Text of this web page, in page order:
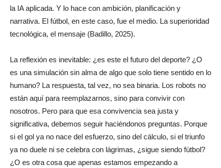
la IA aplicada. Y lo hace con ambición, planificación y
narrativa. El fútbol, en este caso, fue el medio. La superioridad
tecnológica, el mensaje (Badillo, 2025).
La reflexión es inevitable: ¿es este el futuro del deporte? ¿O
es una simulación sin alma de algo que solo tiene sentido en lo
humano? La respuesta, tal vez, no sea binaria. Los robots no
están aquí para reemplazarnos, sino para convivir con
nosotros. Pero para que esa convivencia sea justa y
significativa, debemos seguir haciéndonos preguntas. Porque
si el gol ya no nace del esfuerzo, sino del cálculo, si el triunfo
ya no duele ni se celebra con lágrimas, ¿sigue siendo fútbol?
¿O es otra cosa que apenas estamos empezando a